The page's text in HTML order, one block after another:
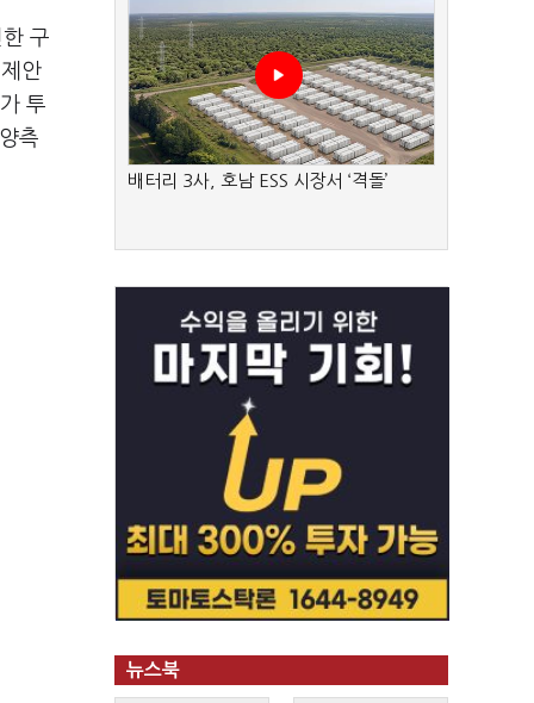
구
안
투
측
배터리 3사, 호남 ESS 시장서 ‘격돌’
뉴스북